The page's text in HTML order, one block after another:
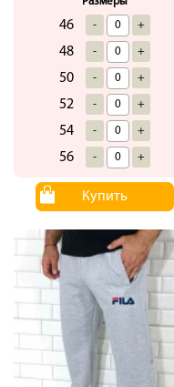
46 - +
48 - +
50 - +
52 - +
54 - +
56 - +
Купить